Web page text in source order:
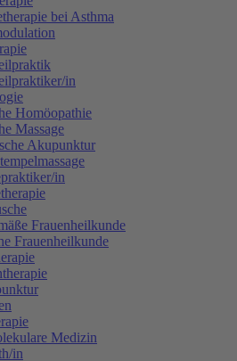
bei Asthma
in
Homöopathie
Massage
Akupunktur
in
Frauenheilkunde
Frauenheilkunde
Medizin
in